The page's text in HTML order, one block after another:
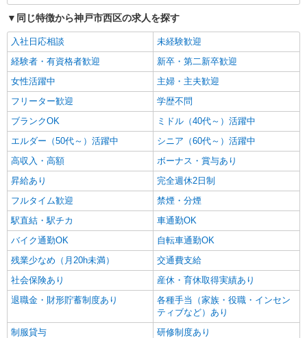
月給204,600円〜219,600円（経験・能力等に
よる）
兵庫県神戸市西区和井取3-12
詳細を見る
派遣社員
株式会社kotrio /●KB-H-1879458
高級ホテルのような空間＊。伊川谷駅そば▼サ
高住で見回りやお話相手など
時給1550円〜2187円 ＜日払い有/週払い有/交
通費全支給(ガソリン代含む)＞
神戸市西区 ＊最寄り：伊川谷駅
キープ 詳細を見る
派遣社員
株式会社kotrio /●KB-H-1900213
＜西新町＞デイサービスSTAFF＊16時退社も
OK！子育て世代活躍中
時給1450円〜2187円 ＜日払い有/週払い有/交
通費全支給(ガソリン代含む)＞
同じ特徴から神戸市西区の求人を探す
入社日応相談
未経験歓迎
経験者・有資格者歓迎
新卒・第二新卒歓迎
女性活躍中
主婦・主夫歓迎
フリーター歓迎
学歴不問
ブランクOK
ミドル（40代～）活躍中
エルダー（50代～）活躍中
シニア（60代～）活躍中
高収入・高額
ボーナス・賞与あり
昇給あり
完全週休2日制
フルタイム歓迎
禁煙・分煙
駅直結・駅チカ
車通勤OK
バイク通勤OK
自転車通勤OK
残業少なめ（月20h未満）
交通費支給
社会保険あり
産休・育休取得実績あり
退職金・財形貯蓄制度あり
各種手当（家族・役職・インセン
ティブなど）あり
制服貸与
研修制度あり